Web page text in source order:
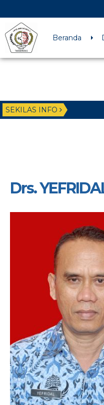
Beranda
SEKILAS INFO
Drs.